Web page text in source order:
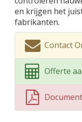
en krijgen het
fabrikanten.
Contact
Offerte